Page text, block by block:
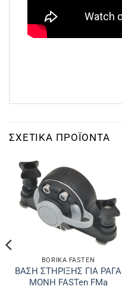
ΣΧΕΤΙΚΆ ΠΡΟΪΌΝΤΑ
BORIKA FASTEN
ΒΑΣΗ ΣΤΗΡΙΞΗΣ ΓΙΑ ΡΑΓΑ
ΜΟΝΗ FASTen FMa